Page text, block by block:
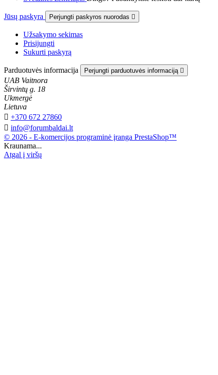
Jūsų paskyra Perjungti paskyros nuorodas 
Užsakymo sekimas
Prisijungti
Sukurti paskyrą
Parduotuvės informacija Perjungti parduotuvės informaciją 
UAB Vaitnora
Širvintų g. 18
Ukmergė
Lietuva
 +370 672 27860
 info@forumbaldai.lt
© 2026 - E-komercijos programinė įranga PrestaShop™
Kraunama...
Atgal į viršų